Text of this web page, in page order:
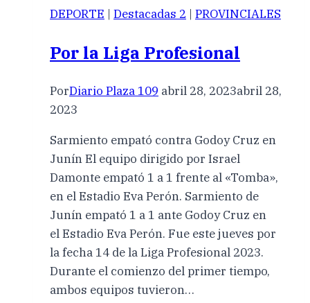
DEPORTE | Destacadas 2 | PROVINCIALES
Por la Liga Profesional
PorDiario Plaza 109 abril 28, 2023abril 28,
2023
Sarmiento empató contra Godoy Cruz en
Junín El equipo dirigido por Israel
Damonte empató 1 a 1 frente al «Tomba»,
en el Estadio Eva Perón. Sarmiento de
Junín empató 1 a 1 ante Godoy Cruz en
el Estadio Eva Perón. Fue este jueves por
la fecha 14 de la Liga Profesional 2023.
Durante el comienzo del primer tiempo,
ambos equipos tuvieron…